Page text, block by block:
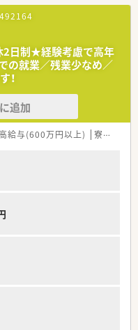
】
しい店舗であり、新規開設
新しい環境でキャリアを築
意欲を持ち、患者さまとの
方を求めています。
新しい人間関係と環境でス
きます。
目を経験し、自身の薬剤師と
たします。
492164
2日制★経験考慮で高年
の就業／残業少なめ／
！
追加
給与(600万円以上) 寮・借上社宅あり